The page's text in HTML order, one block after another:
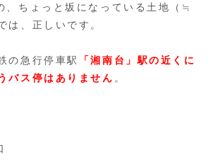
、ちょっと坂になっている土地（≒
は、正しいです。
の急行停車駅
「湘南台」駅の近くに
バス停はありません 。